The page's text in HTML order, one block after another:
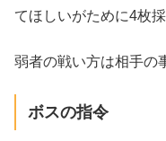
てほしいがために4枚採
弱者の戦い方は相手の
ボスの指令